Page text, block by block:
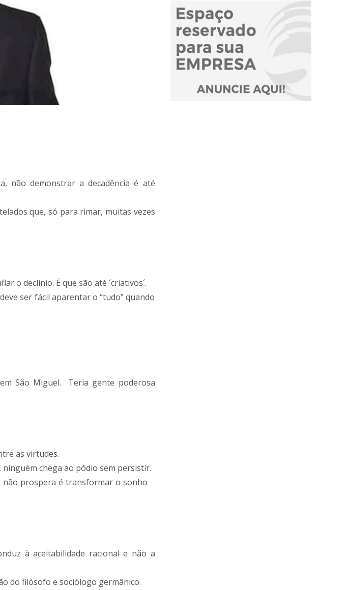
não demonstrar a decadência é até
que, só para rimar, muitas vezes
o declínio. É que são até ´criativos´.
ser fácil aparentar o “tudo” quando
São Miguel. Teria gente poderosa
as virtudes.
chega ao pódio sem persistir.
não prospera é transformar o sonho
à aceitabilidade racional e não a
do filósofo e sociólogo germânico.